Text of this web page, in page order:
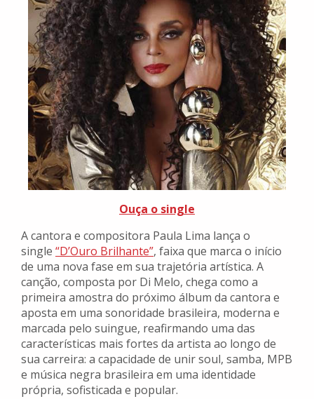
Ouça o single
A cantora e compositora Paula Lima lança o
single “D’Ouro Brilhante”, faixa que marca o início
de uma nova fase em sua trajetória artística. A
canção, composta por Di Melo, chega como a
primeira amostra do próximo álbum da cantora e
aposta em uma sonoridade brasileira, moderna e
marcada pelo suingue, reafirmando uma das
características mais fortes da artista ao longo de
sua carreira: a capacidade de unir soul, samba, MPB
e música negra brasileira em uma identidade
própria, sofisticada e popular.